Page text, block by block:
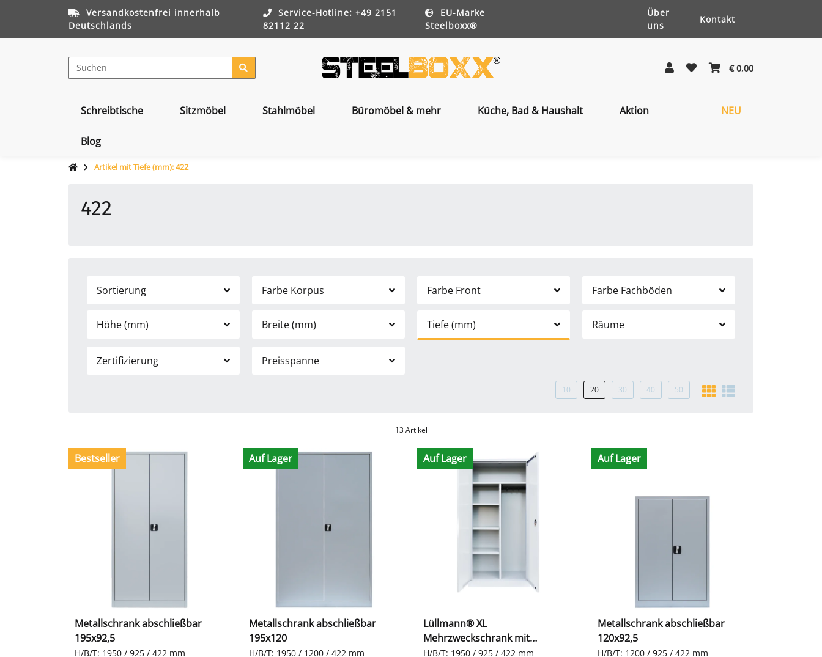
Versandkostenfrei innerhalb
Deutschlands
Service-Hotline: +49 2151
82112 22
EU-Marke
Steelboxx®
Über
uns
Kontakt
€ 0,00
Schreibtische Sitzmöbel Stahlmöbel Büromöbel & mehr Küche, Bad & Haushalt Aktion NEU
Blog
Artikel mit Tiefe (mm): 422
422
Sortierung Farbe Korpus Farbe Front Farbe Fachböden
Höhe (mm) Breite (mm) Tiefe (mm) Räume
Zertifizierung Preisspanne
10 20 30 40 50
13 Artikel
Bestseller
Metallschrank abschließbar
195x92,5
H/B/T: 1950 / 925 / 422 mm
Auf Lager
Metallschrank abschließbar
195x120
H/B/T: 1950 / 1200 / 422 mm
Auf Lager
Lüllmann® XL
Mehrzweckschrank mit
Flügeltüren - Garderobe -
H/B/T: 1950 / 925 / 422 mm
Auf Lager
Metallschrank abschließbar
120x92,5
H/B/T: 1200 / 925 / 422 mm